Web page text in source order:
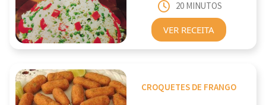
20 MINUTOS
VER RECEITA
CROQUETES DE FRANGO